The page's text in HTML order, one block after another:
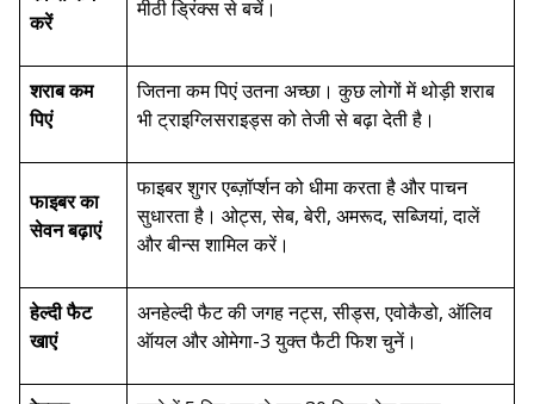
करें
मीठी ड्रिंक्स से बचें।
शराब कम
पिएं
जितना कम पिएं उतना अच्छा। कुछ लोगों में थोड़ी शराब
भी ट्राइग्लिसराइड्स को तेजी से बढ़ा देती है।
फाइबर का
सेवन बढ़ाएं
फाइबर शुगर एब्ज़ॉर्प्शन को धीमा करता है और पाचन
सुधारता है। ओट्स, सेब, बेरी, अमरूद, सब्जियां, दालें
और बीन्स शामिल करें।
हेल्दी फैट
खाएं
अनहेल्दी फैट की जगह नट्स, सीड्स, एवोकैडो, ऑलिव
ऑयल और ओमेगा-3 युक्त फैटी फिश चुनें।